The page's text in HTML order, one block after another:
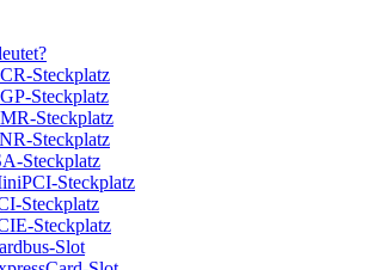
Steckplatz
Steckplatz
Steckplatz
Steckplatz
Steckplatz
Steckplatz
Steckplatz
Steckplatz
Slot